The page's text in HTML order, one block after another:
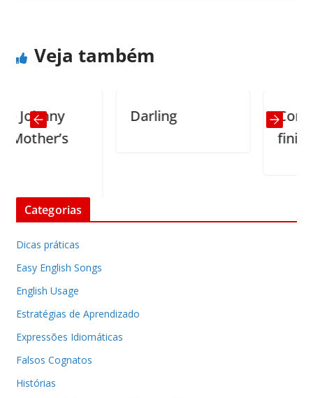
Veja também
Darling
finished
Categorias
Dicas práticas
Easy English Songs
English Usage
Estratégias de Aprendizado
Expressões Idiomáticas
Falsos Cognatos
Histórias